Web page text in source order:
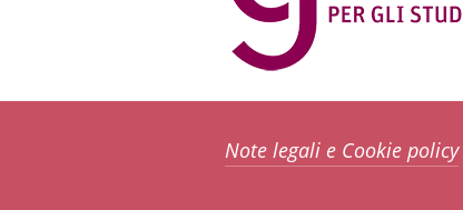
Note legali e Cookie policy